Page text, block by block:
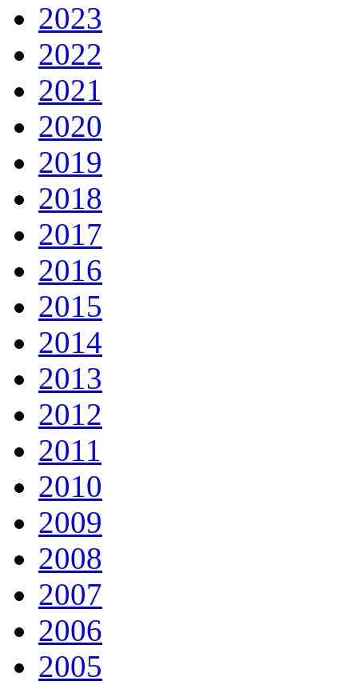
2023
2022
2021
2020
2019
2018
2017
2016
2015
2014
2013
2012
2011
2010
2009
2008
2007
2006
2005